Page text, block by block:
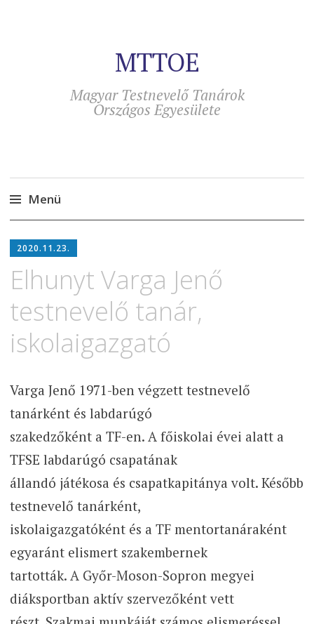
MTTOE
Magyar Testnevelő Tanárok
Országos Egyesülete
Menü
tartalomra
2020.11.23.
Elhunyt Varga Jenő
testnevelő tanár,
iskolaigazgató
Varga Jenő 1971-ben végzett testnevelő
tanárként és labdarúgó
szakedzőként a TF-en. A főiskolai évei alatt a
TFSE labdarúgó csapatának
állandó játékosa és csapatkapitánya volt. Később
testnevelő tanárként,
iskolaigazgatóként és a TF mentortanáraként
egyaránt elismert szakembernek
tartották. A Győr-Moson-Sopron megyei
diáksportban aktív szervezőként vett